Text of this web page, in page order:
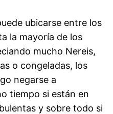
ubicarse entre los
la mayoría de los
mucho Nereis,
o congeladas, los
negarse a
tiempo si están en
y sobre todo si